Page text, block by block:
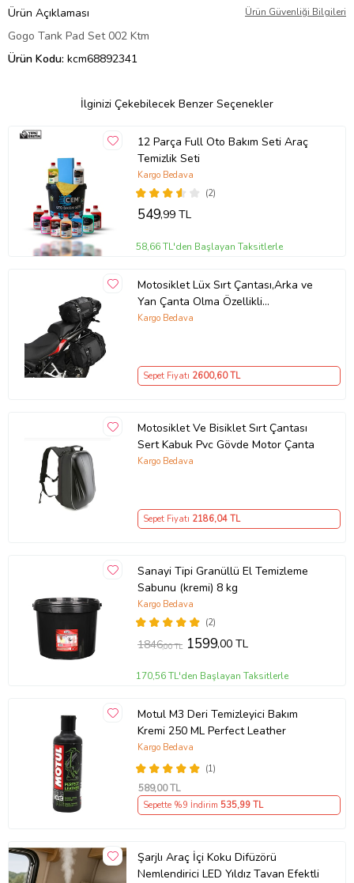
Ürün Açıklaması Ürün Güvenliği Bilgileri
Gogo Tank Pad Set 002 Ktm
Ürün Kodu: kcm68892341
İlginizi Çekebilecek Benzer Seçenekler
12 Parça Full Oto Bakım Seti Araç
Temizlik Seti
(2)
Kargo Bedava
549,99 TL
58,66 TL'den Başlayan Taksitlerle
Motosiklet Lüx Sırt Çantası,Arka ve
Yan Çanta Olma Özellikli
Waterproof Motor Touring Çanta 30
Kargo Bedava
Sepet Fiyatı 2600,60 TL
Motosiklet Ve Bisiklet Sırt Çantası
Sert Kabuk Pvc Gövde Motor Çanta
Kargo Bedava
Sepet Fiyatı 2186,04 TL
Sanayi Tipi Granüllü El Temizleme
Sabunu (kremi) 8 kg
(2)
Kargo Bedava
1846,00 TL 1599,00 TL
170,56 TL'den Başlayan Taksitlerle
Motul M3 Deri Temizleyici Bakım
Kremi 250 ML Perfect Leather
(1)
Kargo Bedava
589,00 TL
Sepette %9 İndirim 535,99 TL
Şarjlı Araç İçi Koku Difüzörü
Nemlendirici LED Yıldız Tavan Efektli